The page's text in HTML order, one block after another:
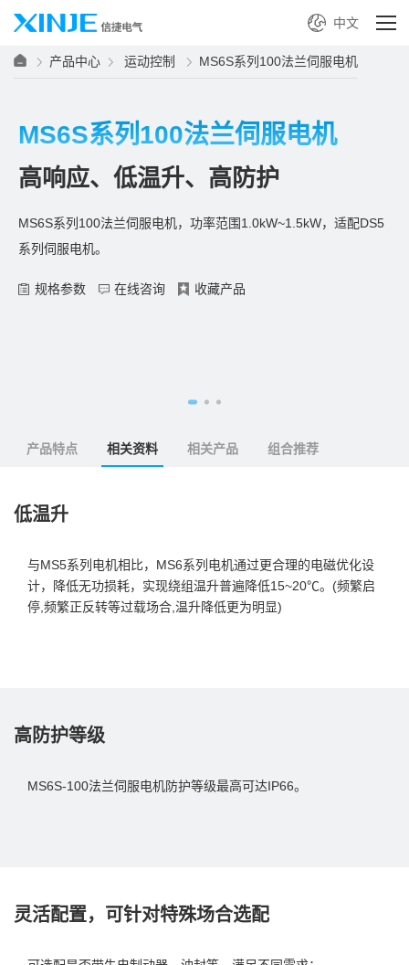
中文
产品中心 运动控制 MS6S系列100法兰伺服电机
MS6S系列100法兰伺服电机
高响应、低温升、高防护
MS6S系列100法兰伺服电机，功率范围1.0kW~1.5kW，适配DS5
系列伺服电机。
规格参数 在线咨询 收藏产品
产品特点 相关资料 相关产品 组合推荐
低温升
与MS5系列电机相⽐，MS6系列电机通过更合理的电磁优化设
计，降低⽆功损耗，实现绕组温升普遍降低15~20℃。(频繁启
停,频繁正反转等过载场合,温升降低更为明显)
高防护等级
MS6S-100法兰伺服电机防护等级最高可达IP66。
灵活配置，可针对特殊场合选配